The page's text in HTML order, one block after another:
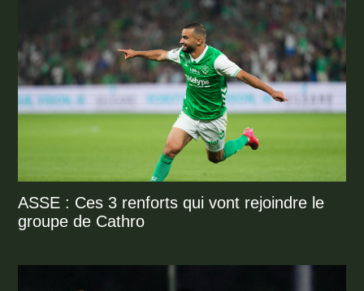
ASSE : Ces 3 renforts qui vont rejoindre le
groupe de Cathro